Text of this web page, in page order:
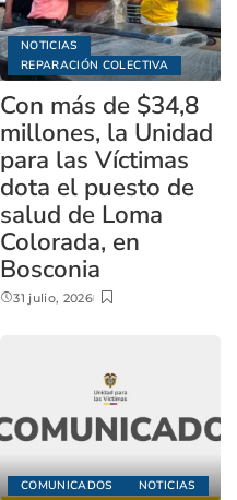
NOTICIAS
REPARACIÓN COLECTIVA
Con más de $34,8
millones, la Unidad
para las Víctimas
dota el puesto de
salud de Loma
Colorada, en
Bosconia
31 julio, 2026
COMUNICADOS NOTICIAS